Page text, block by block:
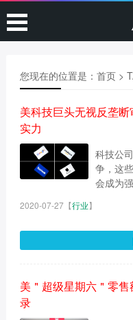
您现在的位置是： 首页>
美科技巨头无视反垄
实力
科技公
争，这
会成为
2020-07-27【行业】
美＂超级星期六＂零
录